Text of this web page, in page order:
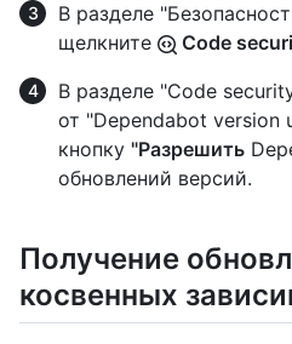
В разделе
щелкните
Code
В разделе "Code
от "Dependabot version
кнопку "Разрешить
обновлений версий.
Получение
косвенных